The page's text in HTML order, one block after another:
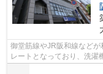
御堂筋線やJR阪和線などが
レートとなっており、洗濯
心です！